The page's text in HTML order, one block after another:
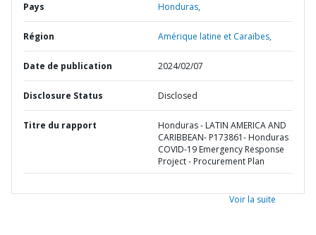
Pays Honduras,
Région Amérique latine et Caraïbes,
Date de publication 2024/02/07
Disclosure Status Disclosed
Titre du rapport
Honduras - LATIN AMERICA AND
CARIBBEAN- P173861- Honduras
COVID-19 Emergency Response
Project - Procurement Plan
Voir la suite